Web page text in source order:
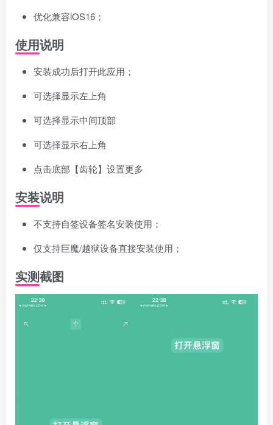
优化兼容iOS16；
使用说明
安装成功后打开此应用；
可选择显示左上角
可选择显示中间顶部
可选择显示右上角
点击底部【齿轮】设置更多
安装说明
不支持自签设备签名安装使用；
仅支持巨魔/越狱设备直接安装使用；
实测截图